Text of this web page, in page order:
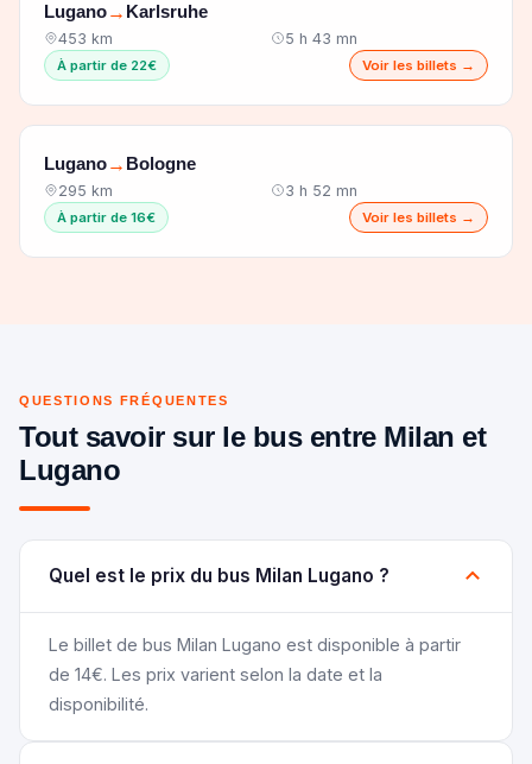
Lugano→ Karlsruhe
453 km 5 h 43 mn
À partir de 22€ Voir les billets →
Lugano→ Bologne
295 km 3 h 52 mn
À partir de 16€ Voir les billets →
QUESTIONS FRÉQUENTES
Tout savoir sur le bus entre Milan et
Lugano
Quel est le prix du bus Milan Lugano ?
Le billet de bus Milan Lugano est disponible à partir
de 14€. Les prix varient selon la date et la
disponibilité.